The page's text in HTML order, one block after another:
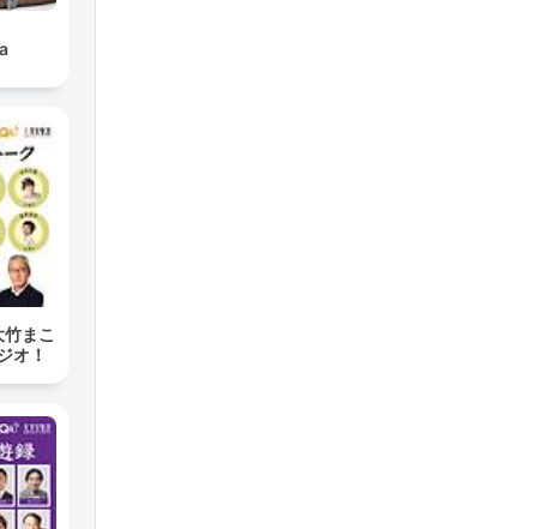
まこ
オ！